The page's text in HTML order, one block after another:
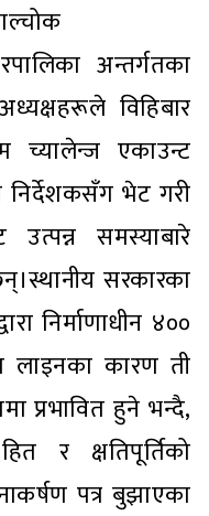
अन्तर्गतका
विहिबार
च्यालेन्ज एकाउन्ट
निर्देशकसँग भेट गरी
उत्पन्न समस्याबारे
सरकारका
निर्माणाधीन ४००
लाइनका कारण ती
प्रभावित हुने भन्दै,
र क्षतिपूर्तिको
पत्र बुझाएका